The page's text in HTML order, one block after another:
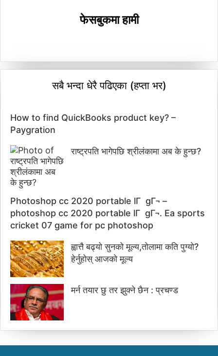
फेसबुकमा हामी
सबै भन्दा धेरै पढिएका (हप्ता भर)
How to find QuickBooks product key? –
Paygration
राष्ट्रपति भागेपछि श्रीलंकामा अब के हुन्छ?
Photoshop cc 2020 portable lГ gГ¬ –
photoshop cc 2020 portable lГ gГ¬. Ea sports
cricket 07 game for pc photoshop
ह्वात्तै बढ्यो सुनको मूल्य,तोलामा कति पुग्यो?
हेर्नुहोस् आजको मूल्य
मर्न तयार छु तर झुक्ने छैन : प्रचण्ड